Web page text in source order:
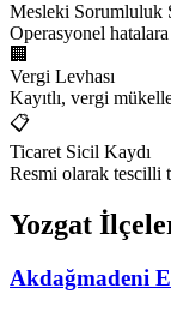
Mesleki Sorumluluk
Operasyonel
🏢
Vergi Levhası
Kayıtlı, vergi
📋
Ticaret Sicil Kaydı
Resmi olarak tescilli
Yozgat
Akdağmadeni